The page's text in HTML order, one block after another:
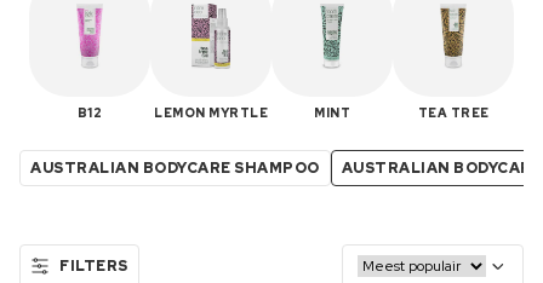
B12 LEMON MYRTLE MINT TEA TREE
AUSTRALIAN BODYCARE SHAMPOO AUSTRALIAN
FILTERS